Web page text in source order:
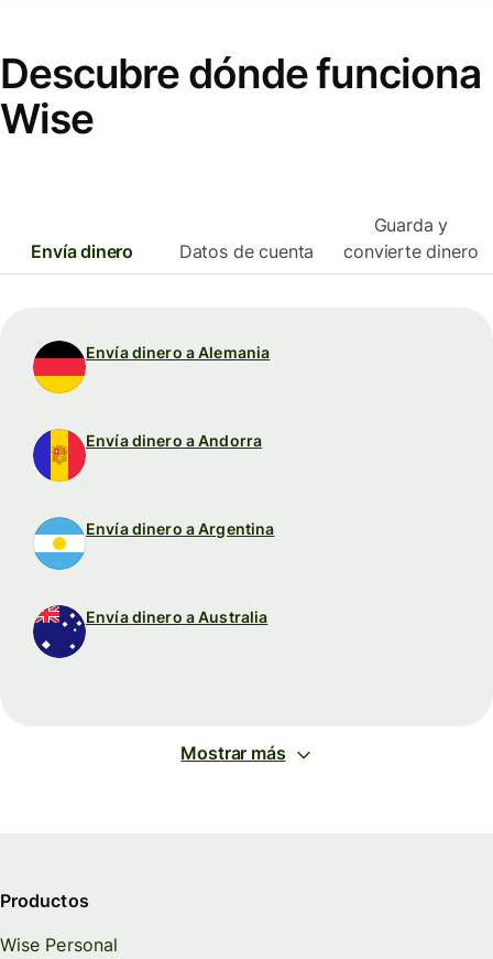
Descubre dónde funciona
Wise
Envía dinero Datos de cuenta
Guarda y
convierte dinero
Envía dinero a Alemania
Envía dinero a Andorra
Envía dinero a Argentina
Envía dinero a Australia
Mostrar más
Productos
Wise Personal